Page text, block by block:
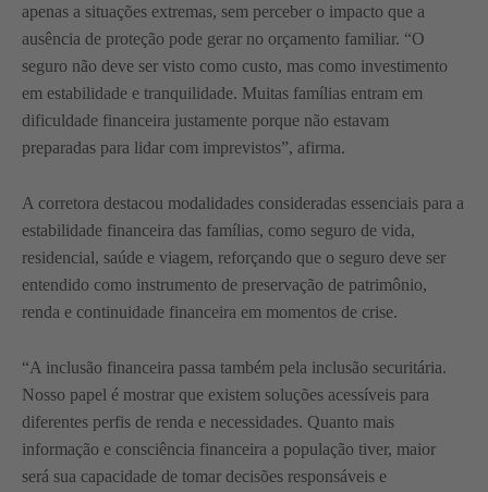
apenas a situações extremas, sem perceber o impacto que a
ausência de proteção pode gerar no orçamento familiar. “O
seguro não deve ser visto como custo, mas como investimento
em estabilidade e tranquilidade. Muitas famílias entram em
dificuldade financeira justamente porque não estavam
preparadas para lidar com imprevistos”, afirma.
A corretora destacou modalidades consideradas essenciais para a
estabilidade financeira das famílias, como seguro de vida,
residencial, saúde e viagem, reforçando que o seguro deve ser
entendido como instrumento de preservação de patrimônio,
renda e continuidade financeira em momentos de crise.
“A inclusão financeira passa também pela inclusão securitária.
Nosso papel é mostrar que existem soluções acessíveis para
diferentes perfis de renda e necessidades. Quanto mais
informação e consciência financeira a população tiver, maior
será sua capacidade de tomar decisões responsáveis e